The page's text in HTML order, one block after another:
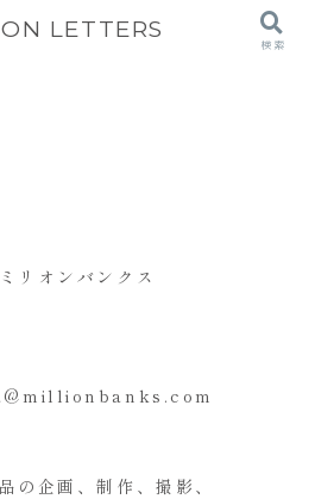
オンバンクス
企画、制作、撮影、
LETTERS
検索